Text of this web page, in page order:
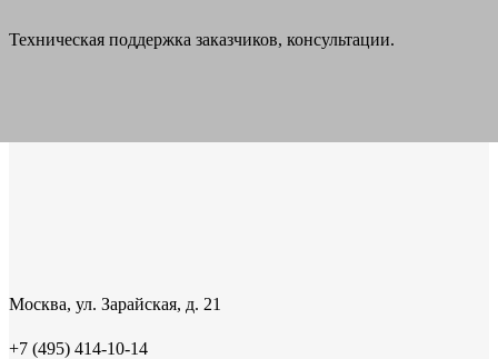
Техническая поддержка заказчиков, консультации.
Москва, ул. Зарайская, д. 21
+7 (495) 414-10-14